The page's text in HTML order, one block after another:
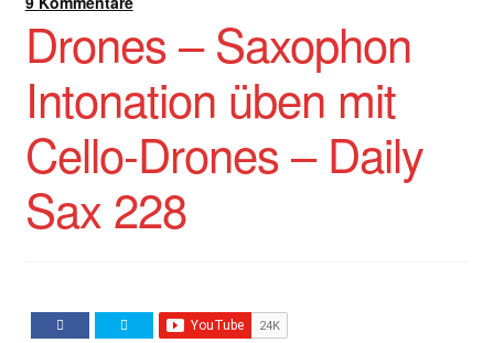
Drones – Saxophon
Intonation üben mit
Cello-Drones – Daily
Sax 228